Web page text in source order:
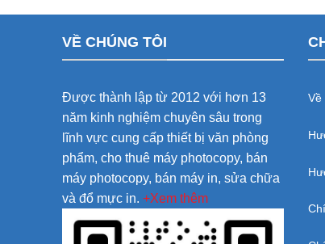
VỀ CHÚNG TÔI
Được thành lập từ 2012 với hơn 13
năm kinh nghiệm chuyên sâu trong
lĩnh vực cung cấp thiết bị văn phòng
phẩm, cho thuê máy photocopy, bán
máy photocopy, bán máy in, sửa chữa
và đổ mực in. +Xem thêm
Về